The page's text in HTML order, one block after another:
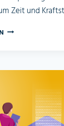
Zeit und
IMTRUCK